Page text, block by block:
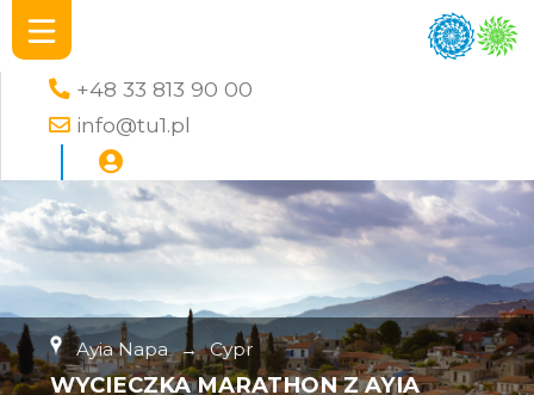
+48 33 813 90 00
info@tu1.pl
Ayia Napa → Cypr
WYCIECZKA MARATHON Z AYIA